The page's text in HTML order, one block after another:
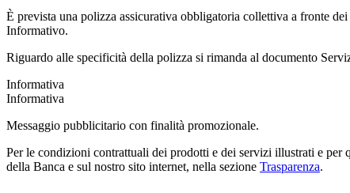
È prevista una polizza assicurativa obbligatoria collettiva a fronte
Informativo.
Riguardo alle specificità della polizza si rimanda al documento
Informativa
Informativa
Messaggio pubblicitario con finalità promozionale.
Per le condizioni contrattuali dei prodotti e dei servizi illustrati e per
della Banca e sul nostro sito internet, nella sezione Trasparenza.